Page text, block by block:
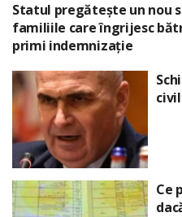
Statul pregătește un nou
familiile care îngrijesc
primi indemnizație
Ce